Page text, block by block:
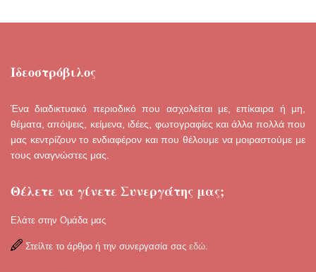
Ιδεοστρόβιλος
Ένα διαδικτυακό περιοδικό που ασχολείται με, επίκαιρα ή μη,
θέματα, απόψεις, κείμενα, ιδέες, φωτογραφίες και άλλα πολλά που
μας κεντρίζουν το ενδιαφέρον και που θέλουμε να μοιραστούμε με
τους αναγνώστες μας.
Θέλετε να γίνετε Συνεργάτης μας;
Ελάτε στην Ομάδα μας
Στείλτε το άρθρο ή την συνεργασία σας εδώ.